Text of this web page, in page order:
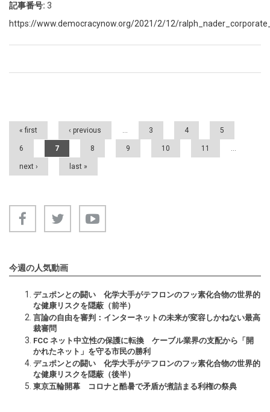
記事番号: 3
https://www.democracynow.org/2021/2/12/
« first ‹ previous … 3 4 5
6 7 8 9 10 11 …
next › last »
今週の人気動画
デュポンとの闘い 化学大手がテフロンのフッ素化合物の世界的
な健康リスクを隠蔽（前半）
言論の自由を審判：インターネットの未来が変容しかねない最高
裁審問
FCC ネット中立性の保護に転換 ケーブル業界の支配から「開
かれたネット」を守る市民の勝利
デュポンとの闘い 化学大手がテフロンのフッ素化合物の世界的
な健康リスクを隠蔽（後半）
東京五輪開幕 コロナと酷暑で矛盾が煮詰まる利権の祭典